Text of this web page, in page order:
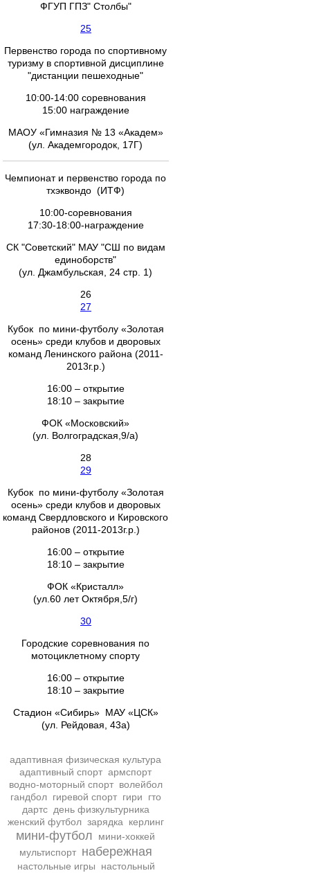
ФГУП ГПЗ" Столбы"
25
Первенство города по спортивному
туризму в спортивной дисциплине
"дистанции пешеходные"
10:00-14:00 соревнования
15:00 награждение
МАОУ «Гимназия № 13 «Академ»
(ул. Академгородок, 17Г)
Чемпионат и первенство города по
тхэквондо (ИТФ)
10:00-соревнования
17:30-18:00-награждение
СК "Советский" МАУ "СШ по видам
единоборств"
(ул. Джамбульская, 24 стр. 1)
26
27
Кубок по мини-футболу «Золотая
осень» среди клубов и дворовых
команд Ленинского района (2011-
2013г.р.)
16:00 – открытие
18:10 – закрытие
ФОК «Московский»
(ул. Волгоградская,9/а)
28
29
Кубок по мини-футболу «Золотая
осень» среди клубов и дворовых
команд Свердловского и Кировского
районов (2011-2013г.р.)
16:00 – открытие
18:10 – закрытие
ФОК «Кристалл»
(ул.60 лет Октября,5/г)
30
Городские соревнования по
мотоциклетному спорту
16:00 – открытие
18:10 – закрытие
Стадион «Сибирь» МАУ «ЦСК»
(ул. Рейдовая, 43а)
адаптивная физическая культура
адаптивный спорт армспорт
водно-моторный спорт волейбол
гандбол гиревой спорт гири
гто
дартс день физкультурника
женский футбол зарядка керлинг
мини-футбол
мини-хоккей
мультиспорт набережная
настольные игры настольный